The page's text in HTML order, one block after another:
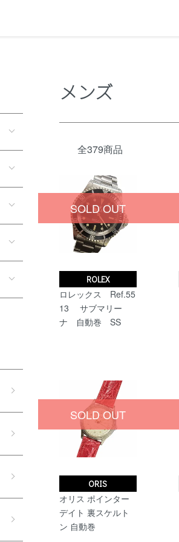
メンズ
全379商品
ROLEX
ロレックス Ref.55
13 サブマリー
ナ 自動巻 SS
SOLD OUT
ORIS
オリス ポインター
デイト 裏スケルト
ン 自動巻
SOLD OUT